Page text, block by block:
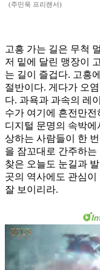
(주민욱 프리랜서)
고흥 가는 길은 무척
저 밑에 달린 맹장이
는 길이 즐겁다. 고흥
절반이다. 게다가 오
다. 과욕과 과속의 레
수가 여기에 흔전만
디지털 문명의 속박
상하는 사람들이 한
을 잠꼬대로 간주하
찾은 오늘도 눈길과
곳의 역사에도 관심
잘 보이리라.